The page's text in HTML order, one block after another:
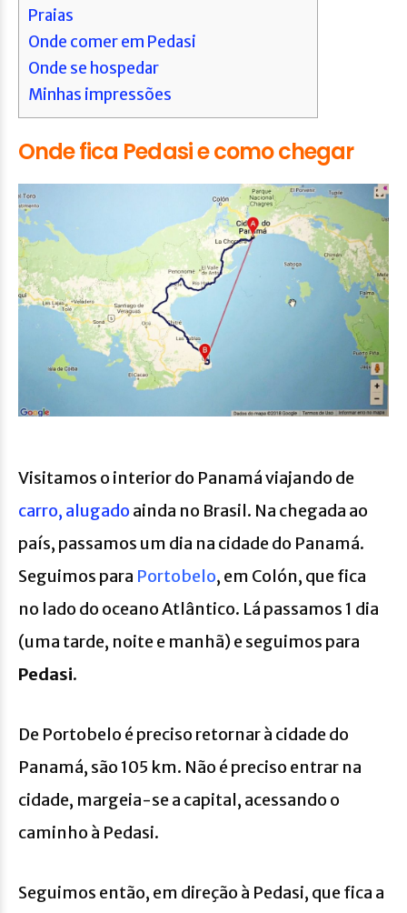
Praias
Onde comer em Pedasi
Onde se hospedar
Minhas impressões
Onde fica Pedasi e como chegar
Visitamos o interior do Panamá viajando de
carro, alugado ainda no Brasil. Na chegada ao
país, passamos um dia na cidade do Panamá.
Seguimos para Portobelo, em Colón, que fica
no lado do oceano Atlântico. Lá passamos 1 dia
(uma tarde, noite e manhã) e seguimos para
Pedasi.
De Portobelo é preciso retornar à cidade do
Panamá, são 105 km. Não é preciso entrar na
cidade, margeia-se a capital, acessando o
caminho à Pedasi.
Seguimos então, em direção à Pedasi, que fica a